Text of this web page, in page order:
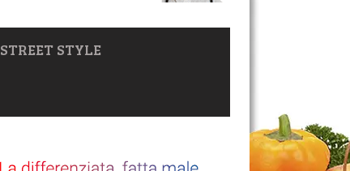
STREET STYLE